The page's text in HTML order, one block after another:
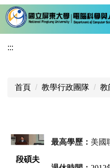
跳
到
:::
首頁 教學行政團隊 教
段碩夫
最高學歷： 美國